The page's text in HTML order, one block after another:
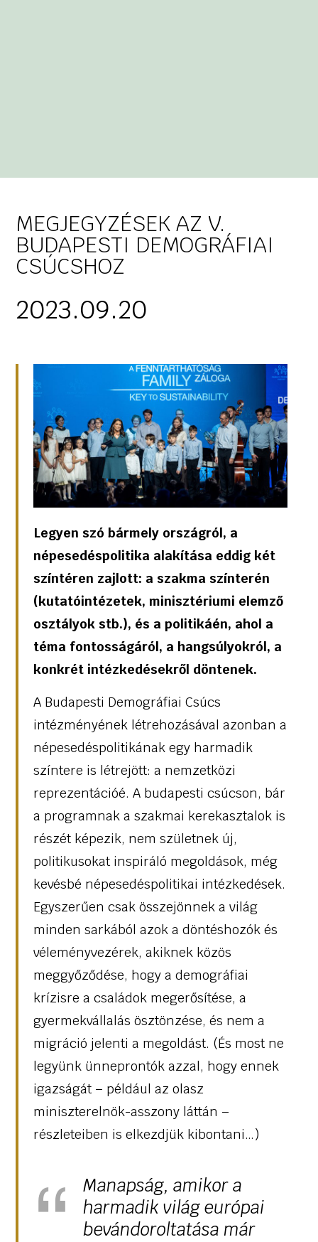
MEGJEGYZÉSEK AZ V.
BUDAPESTI DEMOGRÁFIAI
CSÚCSHOZ
2023.09.20
Legyen szó bármely országról, a
népesedéspolitika alakítása eddig két
színtéren zajlott: a szakma színterén
(kutatóintézetek, minisztériumi elemző
osztályok stb.), és a politikáén, ahol a
téma fontosságáról, a hangsúlyokról, a
konkrét intézkedésekről döntenek.
A Budapesti Demográfiai Csúcs
intézményének létrehozásával azonban a
népesedéspolitikának egy harmadik
színtere is létrejött: a nemzetközi
reprezentációé. A budapesti csúcson, bár
a programnak a szakmai kerekasztalok is
részét képezik, nem születnek új,
politikusokat inspiráló megoldások, még
kevésbé népesedéspolitikai intézkedések.
Egyszerűen csak összejönnek a világ
minden sarkából azok a döntéshozók és
véleményvezérek, akiknek közös
meggyőződése, hogy a demográfiai
krízisre a családok megerősítése, a
gyermekvállalás ösztönzése, és nem a
migráció jelenti a megoldást. (És most ne
legyünk ünneprontók azzal, hogy ennek
igazságát – például az olasz
miniszterelnök-asszony láttán –
részleteiben is elkezdjük kibontani…)
Manapság, amikor a
harmadik világ európai
bevándoroltatása már